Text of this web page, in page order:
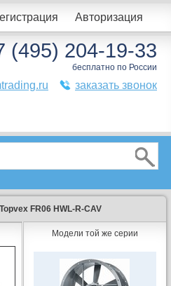
Авторизация
(495) 204-19-33
бесплатно по России
заказать звонок
Topvex FR06 HWL-R-CAV
Модели той же серии